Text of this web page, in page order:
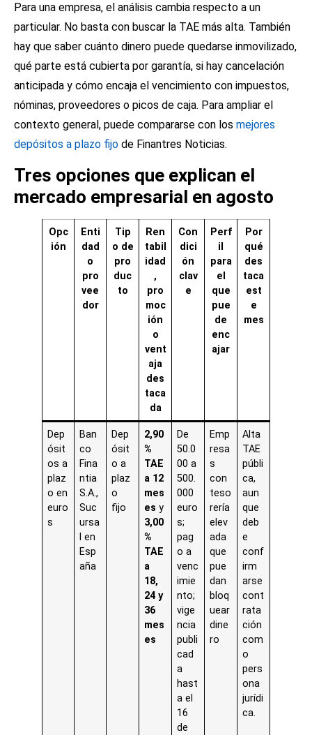
Para una empresa, el análisis cambia respecto a un
particular. No basta con buscar la TAE más alta. También
hay que saber cuánto dinero puede quedarse inmovilizado,
qué parte está cubierta por garantía, si hay cancelación
anticipada y cómo encaja el vencimiento con impuestos,
nóminas, proveedores o picos de caja. Para ampliar el
contexto general, puede compararse con los mejores
depósitos a plazo fijo de Finantres Noticias.
Tres opciones que explican el
mercado empresarial en agosto
Opc
ión
Enti
dad
o
pro
vee
dor
Tip
o de
pro
duc
to
Ren
tabil
idad
,
pro
moc
ión
o
vent
aja
des
taca
da
Con
dici
ón
clav
e
Perf
il
para
el
que
pue
de
enc
ajar
Por
qué
des
taca
est
e
mes
Dep
ósit
os a
plaz
o en
euro
s
Ban
co
Fina
ntia
S.A.,
Suc
ursa
l en
Esp
aña
Dep
ósit
o a
plaz
o
fijo
2,90
%
TAE
a 12
mes
es y
3,00
%
TAE
a
18,
24 y
36
mes
es
De
50.0
00 a
500.
000
euro
s;
pag
o a
venc
imie
nto;
vige
ncia
publi
cad
a
hast
a el
16
de
Emp
resa
s
con
teso
rería
elev
ada
que
pue
dan
bloq
uear
dine
ro
Alta
TAE
públi
ca,
aun
que
deb
e
conf
irm
arse
cont
rata
ción
com
o
pers
ona
jurídi
ca.